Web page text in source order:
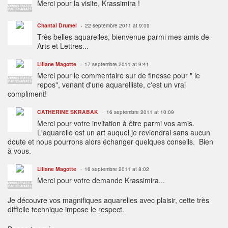
ADMINISTRATEUR
PARTENARIATS
Merci pour la visite, Krassimira !
Chantal Drumel 22 septembre 2011 at 9:09
Très belles aquarelles, bienvenue parmi mes amis de
Arts et Lettres...
ADMINISTRATEUR
PARTENARIATS
Liliane Magotte 17 septembre 2011 at 9:41
Merci pour le commentaire sur de finesse pour " le
repos", venant d'une aquarelliste, c'est un vrai
compliment!
CATHERINE SKRABAK 16 septembre 2011 at 10:09
Merci pour votre invitation à être parmi vos amis.
L'aquarelle est un art auquel je reviendrai sans aucun
doute et nous pourrons alors échanger quelques conseils. Bien
à vous.
ADMINISTRATEUR
PARTENARIATS
Liliane Magotte 16 septembre 2011 at 8:02
Merci pour votre demande Krassimira...
Je découvre vos magnifiques aquarelles avec plaisir, cette très
difficile technique impose le respect.